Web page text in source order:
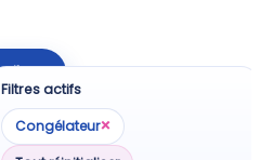
Filtrer
Filtres actifs
Congélateur×